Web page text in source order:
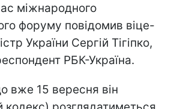
міжнародного
форуму повідомив віце-
України Сергій Тігіпко,
РБК-Україна.
вже 15 вересня він